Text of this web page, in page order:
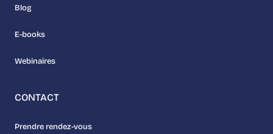
Blog
E-books
Webinaires
CONTACT
Prendre rendez-vous